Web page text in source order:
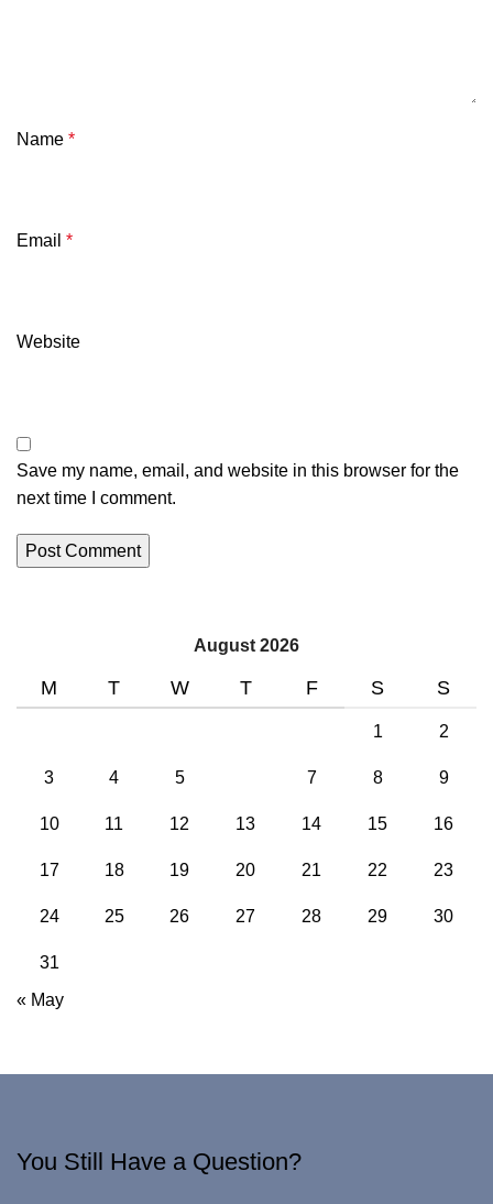
Name *
Email *
Website
Save my name, email, and website in this browser for the
next time I comment.
August 2026
M T W T F S S
1 2
3 4 5 7 8 9
10 11 12 13 14 15 16
17 18 19 20 21 22 23
24 25 26 27 28 29 30
31
« May
You Still Have a Question?